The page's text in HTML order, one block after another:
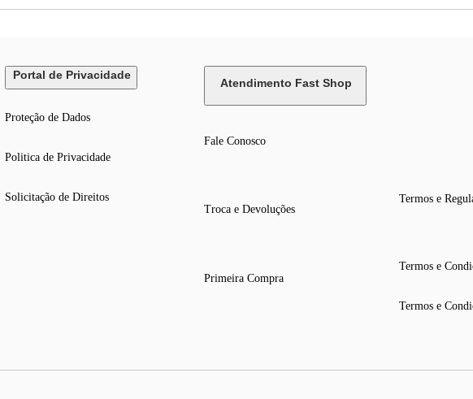
Portal de Privacidade
Proteção de Dados
Politica de Privacidade
Solicitação de Direitos
Atendimento Fast Shop
Fale Conosco
Troca e Devoluções
Primeira Compra
Termos e
Termos e
Termos e